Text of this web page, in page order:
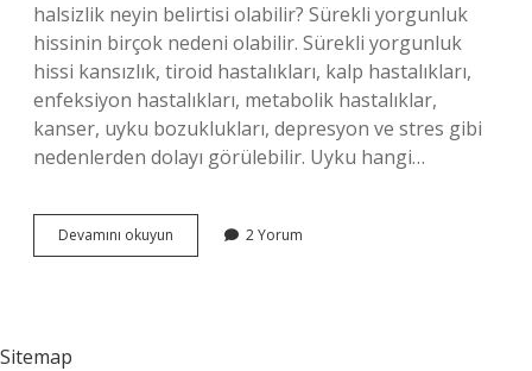
halsizlik neyin belirtisi olabilir? Sürekli yorgunluk
hissinin birçok nedeni olabilir. Sürekli yorgunluk
hissi kansızlık, tiroid hastalıkları, kalp hastalıkları,
enfeksiyon hastalıkları, metabolik hastalıklar,
kanser, uyku bozuklukları, depresyon ve stres gibi
nedenlerden dolayı görülebilir. Uyku hangi…
Devamını okuyun
Neden
2 Yorum
Sitemap